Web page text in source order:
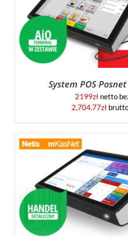
System POS Posnet
2199złnetto
2,704.77złbrutto